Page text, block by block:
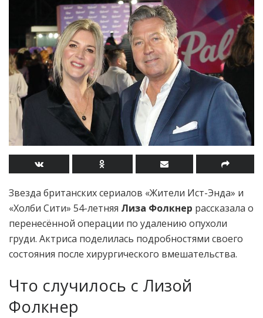
Звезда британских сериалов «Жители Ист-Энда» и
«Холби Сити» 54-летняя Лиза Фолкнер рассказала о
перенесённой операции по удалению опухоли
груди. Актриса поделилась подробностями своего
состояния после хирургического вмешательства.
Что случилось с Лизой
Фолкнер